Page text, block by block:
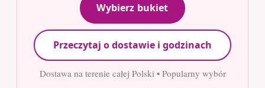
Wybierz bukiet
Przeczytaj o dostawie i godzinach
Dostawa na terenie całej Polski • Popularny wybór